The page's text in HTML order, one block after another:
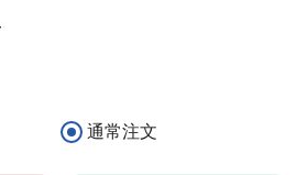
通常注文